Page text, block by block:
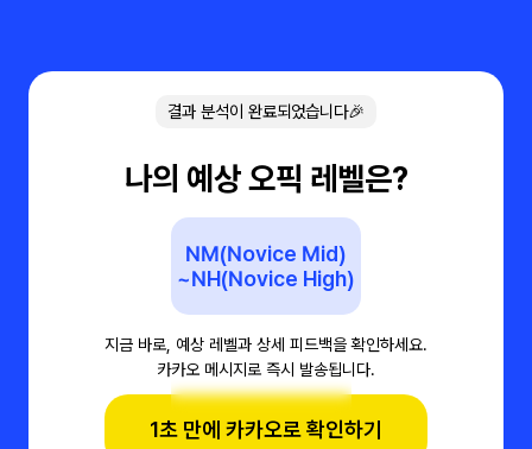
결과 분석이 완료되었습니다🎉
나의 예상 오픽 레벨은?
NM(Novice Mid)
~NH(Novice High)
지금 바로, 예상 레벨과 상세 피드백을 확인하세요.
카카오 메시지로 즉시 발송됩니다.
1초 만에 카카오로 확인하기